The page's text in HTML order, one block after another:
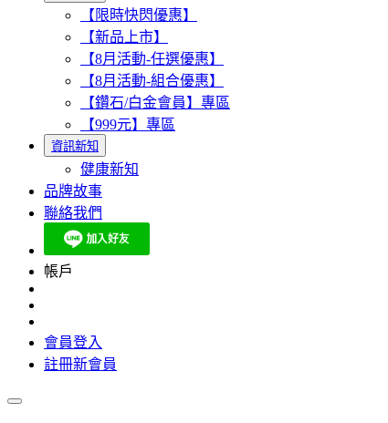
【限時快閃優惠】
【新品上市】
【8月活動-任選優惠】
【8月活動-組合優惠】
【鑽石/白金會員】專區
【999元】專區
資訊新知
健康新知
品牌故事
聯絡我們
帳戶
會員登入
註冊新會員